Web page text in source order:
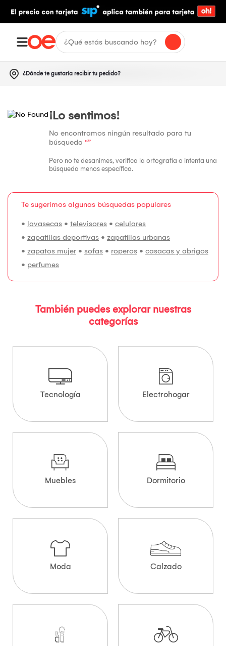
¿Dónde te gustaría recibir tu pedido?
¡Lo sentimos!
No encontramos ningún resultado para tu
búsqueda “”
Pero no te desanimes, verifica la ortografía o intenta una
búsqueda menos específica.
Te sugerimos algunas búsquedas populares
• lavasecas • televisores • celulares
• zapatillas deportivas • zapatillas urbanas
• zapatos mujer • sofas • roperos • casacas y abrigos
• perfumes
También puedes explorar nuestras
categorías
Tecnología Electrohogar
Muebles Dormitorio
Moda Calzado